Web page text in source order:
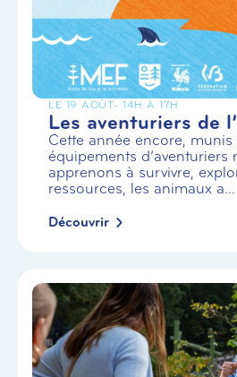
LE 19 AOÛT- 14H À 17H
Les aventuriers de
Cette année encore, munis
équipements d’aventuriers
apprenons à survivre,
ressources, les animaux a...
Découvrir